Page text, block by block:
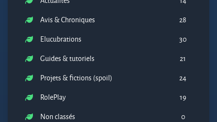
Avis & Chroniques
28
Elucubrations
30
Guides & tutoriels
21
Projets & fictions (spoil)
24
RolePlay
19
Non classés
0